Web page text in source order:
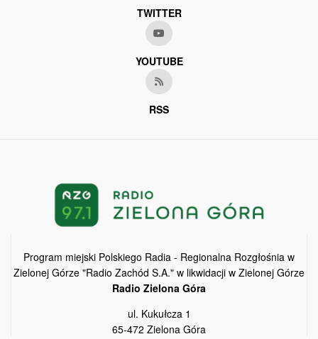
TWITTER
YOUTUBE
RSS
Program miejski Polskiego Radia - Regionalna Rozgłośnia w
Zielonej Górze "Radio Zachód S.A." w likwidacji w Zielonej Górze
Radio Zielona Góra
ul. Kukułcza 1
65-472 Zielona Góra